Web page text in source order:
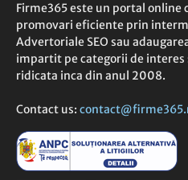
Firme365 este un portal online
promovari eficiente prin
Advertoriale SEO sau
impartit pe categorii de
ridicata inca din anul 2008.
Contact us: